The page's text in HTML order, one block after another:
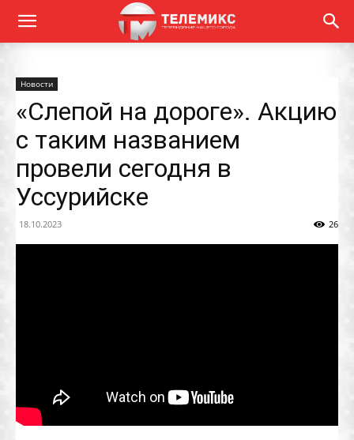
Новости
«Слепой на дороге». Акцию
с таким названием
провели сегодня в
Уссурийске
18.10.2023 26